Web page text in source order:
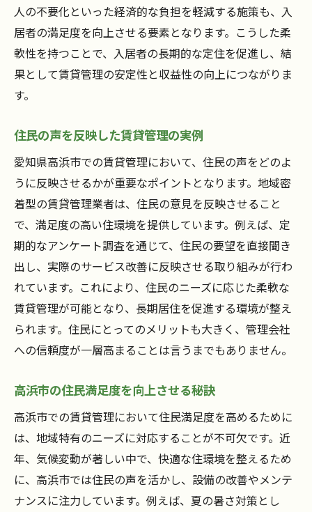
人の不要化といった経済的な負担を軽減する施策も、入
居者の満足度を向上させる要素となります。こうした柔
軟性を持つことで、入居者の長期的な定住を促進し、結
果として賃貸管理の安定性と収益性の向上につながりま
す。
住民の声を反映した賃貸管理の実例
愛知県高浜市での賃貸管理において、住民の声をどのよ
うに反映させるかが重要なポイントとなります。地域密
着型の賃貸管理業者は、住民の意見を反映させること
で、満足度の高い住環境を提供しています。例えば、定
期的なアンケート調査を通じて、住民の要望を直接聞き
出し、実際のサービス改善に反映させる取り組みが行わ
れています。これにより、住民のニーズに応じた柔軟な
賃貸管理が可能となり、長期居住を促進する環境が整え
られます。住民にとってのメリットも大きく、管理会社
への信頼度が一層高まることは言うまでもありません。
高浜市の住民満足度を向上させる秘訣
高浜市での賃貸管理において住民満足度を高めるために
は、地域特有のニーズに対応することが不可欠です。近
年、気候変動が著しい中で、快適な住環境を整えるため
に、高浜市では住民の声を活かし、設備の改善やメンテ
ナンスに注力しています。例えば、夏の暑さ対策とし